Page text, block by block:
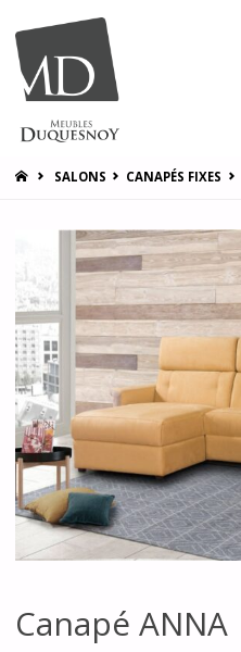
HOMESALONS CANAPÉS FIXES
Canapé ANNA